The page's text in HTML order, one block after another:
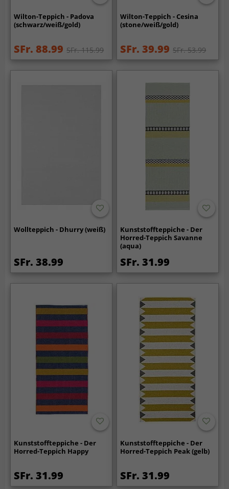
Wilton-Teppich - Padova
(schwarz/weiß/gold)
SFr. 88.99 SFr. 115.99
Wilton-Teppich - Cesina
(stone/weiß/gold)
SFr. 39.99 SFr. 53.99
Wollteppich - Dhurry (weiß)
SFr. 38.99
Kunststoffteppiche - Der
Horred-Teppich Savanne
(aqua)
SFr. 31.99
Kunststoffteppiche - Der
Horred-Teppich Happy
SFr. 31.99
Kunststoffteppiche - Der
Horred-Teppich Peak (gelb)
SFr. 31.99